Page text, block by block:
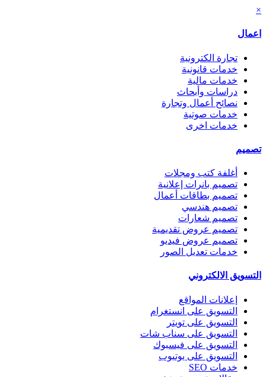
×
اعمال
تجارة الكترونية
خدمات قانونية
خدمات مالية
دراسات وأبحاث
نصائح أعمال وتجارة
خدمات صوتية
خدمات اخرى
تصميم
أغلفة كتب ومجلات
تصميم بانرات إعلانية
تصميم بطاقات أعمال
تصميم هندسي
تصميم شعارات
تصميم عروض تقديمية
تصميم عروض فيديو
خدمات تعديل الصور
التسويق الالكتروني
إعلانات المواقع
التسويق على انستغرام
التسويق على تويتر
التسويق على سناب شات
التسويق على فيسبوك
التسويق على يوتيوب
خدمات SEO